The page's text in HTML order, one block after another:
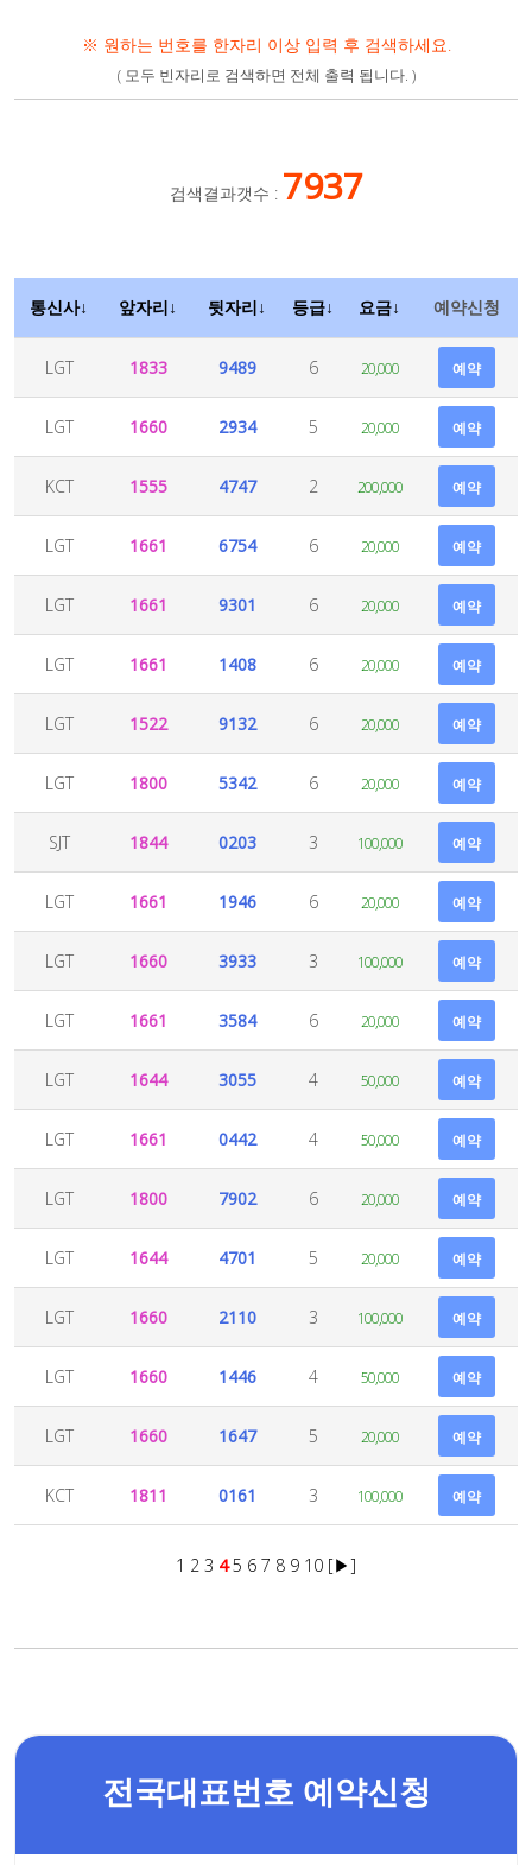
※ 원하는 번호를 한자리 이상 입력 후 검색하세요.
( 모두 빈자리로 검색하면 전체 출력 됩니다. )
검색결과갯수 : 7937
통신사↓ 앞자리↓ 뒷자리↓ 등급↓ 요금↓ 예약신청
LGT 1833 9489 6 20,000 예약
LGT 1660 2934 5 20,000 예약
KCT 1555 4747 2 200,000 예약
LGT 1661 6754 6 20,000 예약
LGT 1661 9301 6 20,000 예약
LGT 1661 1408 6 20,000 예약
LGT 1522 9132 6 20,000 예약
LGT 1800 5342 6 20,000 예약
SJT 1844 0203 3 100,000 예약
LGT 1661 1946 6 20,000 예약
LGT 1660 3933 3 100,000 예약
LGT 1661 3584 6 20,000 예약
LGT 1644 3055 4 50,000 예약
LGT 1661 0442 4 50,000 예약
LGT 1800 7902 6 20,000 예약
LGT 1644 4701 5 20,000 예약
LGT 1660 2110 3 100,000 예약
LGT 1660 1446 4 50,000 예약
LGT 1660 1647 5 20,000 예약
KCT 1811 0161 3 100,000 예약
1 2 3 45 6 7 8 9 10 [▶]
전국대표번호 예약신청